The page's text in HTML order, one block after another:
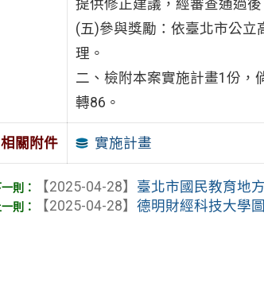
提供修正建議，經審查通過
(五)參與獎勵：依臺北市公立
理。
二、檢附本案實施計畫1份，
轉86。
相關附件 實施計畫
【2025-04-28】 臺北市國民教育地
【2025-04-28】德明財經科技大學